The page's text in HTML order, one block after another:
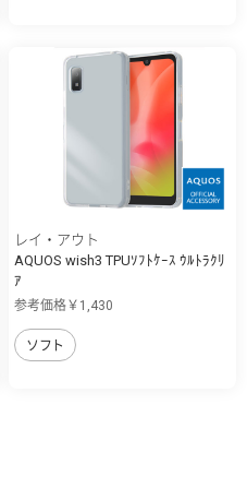
レイ・アウト
AQUOS wish3 TPUｿﾌﾄｹｰｽ ｳﾙﾄﾗｸﾘ
ｱ
参考価格￥1,430
ソフト